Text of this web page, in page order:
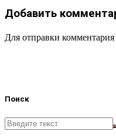
Добавить
Для отправки
Поиск